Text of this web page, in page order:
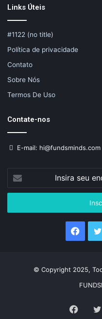
Links Úteis
#1122 (no title)
Política de privacidade
Contato
Sobre Nós
Termos De Uso
Contate-nos
E-mail: hi@fundsminds.com
Insira
seu
endereço
e-
© Copyright 2025,